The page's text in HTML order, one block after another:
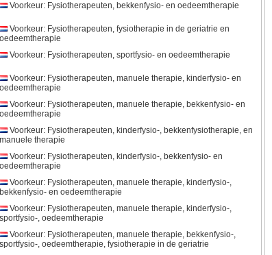
Voorkeur: Fysiotherapeuten, bekkenfysio- en oedeemtherapie
Voorkeur: Fysiotherapeuten, fysiotherapie in de geriatrie en
oedeemtherapie
Voorkeur: Fysiotherapeuten, sportfysio- en oedeemtherapie
Voorkeur: Fysiotherapeuten, manuele therapie, kinderfysio- en
oedeemtherapie
Voorkeur: Fysiotherapeuten, manuele therapie, bekkenfysio- en
oedeemtherapie
Voorkeur: Fysiotherapeuten, kinderfysio-, bekkenfysiotherapie, en
manuele therapie
Voorkeur: Fysiotherapeuten, kinderfysio-, bekkenfysio- en
oedeemtherapie
Voorkeur: Fysiotherapeuten, manuele therapie, kinderfysio-,
bekkenfysio- en oedeemtherapie
Voorkeur: Fysiotherapeuten, manuele therapie, kinderfysio-,
sportfysio-, oedeemtherapie
Voorkeur: Fysiotherapeuten, manuele therapie, bekkenfysio-,
sportfysio-, oedeemtherapie, fysiotherapie in de geriatrie